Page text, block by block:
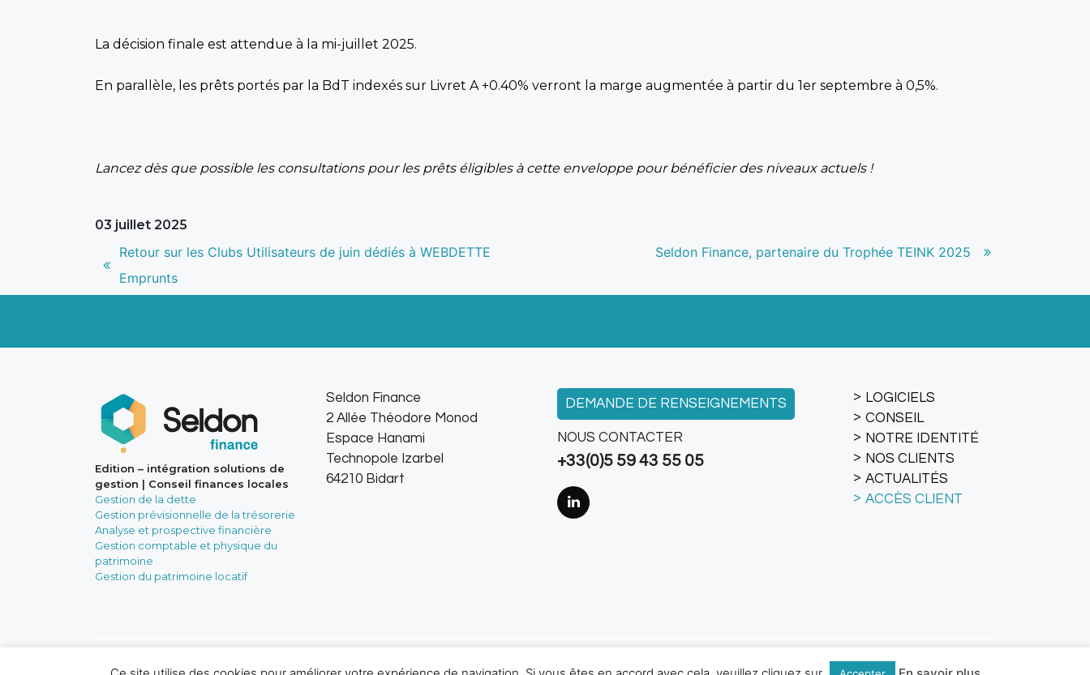
La décision finale est attendue à la mi-juillet 2025.
En parallèle, les prêts portés par la BdT indexés sur Livret A +0.40% verront la marge augmentée à partir du 1er septembre à 0,5%.
Lancez dès que possible les consultations pour les prêts éligibles à cette enveloppe pour bénéficier des niveaux actuels !
03 juillet 2025
Navigation
de
Article
précédent
Retour sur les Clubs Utilisateurs de juin dédiés à WEBDETTE
Emprunts
Article
Seldon Finance, partenaire du Trophée TEINK 2025
Edition – intégration solutions de
gestion | Conseil finances locales
Gestion de la dette
Gestion prévisionnelle de la trésorerie
Analyse et prospective financière
Gestion comptable et physique du
patrimoine
Gestion du patrimoine locatif
Seldon Finance
2 Allée Théodore Monod
Espace Hanami
Technopole Izarbel
64210 Bidart
DEMANDE DE RENSEIGNEMENTS
NOUS CONTACTER
+33(0)5 59 43 55 05
LOGICIELS
CONSEIL
NOTRE IDENTITÉ
NOS CLIENTS
ACTUALITÉS
ACCÈS CLIENT
Politique de sécurité